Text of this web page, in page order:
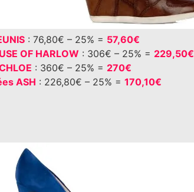
: 76,80€ – 25% = 57,60€
OF HARLOW : 306€ – 25% = 229,50€
: 360€ – 25% = 270€
ASH : 226,80€ – 25% = 170,10€